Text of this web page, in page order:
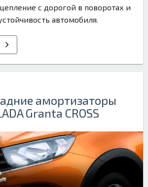
с дорогой в поворотах и
автомобиля.
амортизаторы
Granta CROSS